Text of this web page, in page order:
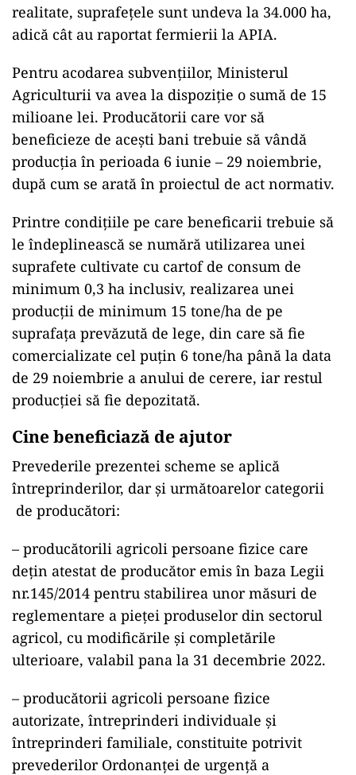
realitate, suprafețele sunt undeva la 34.000 ha,
adică cât au raportat fermierii la APIA.
Pentru acodarea subvențiilor, Ministerul
Agriculturii va avea la dispoziție o sumă de 15
milioane lei. Producătorii care vor să
beneficieze de acești bani trebuie să vândă
producția în perioada 6 iunie – 29 noiembrie,
după cum se arată în proiectul de act normativ.
Printre condițiile pe care beneficarii trebuie să
le îndeplinească se numără utilizarea unei
suprafete cultivate cu cartof de consum de
minimum 0,3 ha inclusiv, realizarea unei
producții de minimum 15 tone/ha de pe
suprafața prevăzută de lege, din care să fie
comercializate cel puțin 6 tone/ha până la data
de 29 noiembrie a anului de cerere, iar restul
producției să fie depozitată.
Cine beneficiază de ajutor
Prevederile prezentei scheme se aplică
întreprinderilor, dar și următoarelor categorii
de producători:
– producătorili agricoli persoane fizice care
dețin atestat de producător emis în baza Legii
nr.145/2014 pentru stabilirea unor măsuri de
reglementare a pieței produselor din sectorul
agricol, cu modificările și completările
ulterioare, valabil pana la 31 decembrie 2022.
– producătorii agricoli persoane fizice
autorizate, întreprinderi individuale și
întreprinderi familiale, constituite potrivit
prevederilor Ordonanței de urgență a